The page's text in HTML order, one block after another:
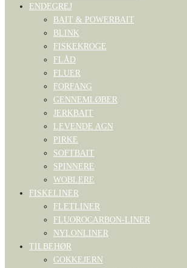
ENDEGREJ
BAIT & POWERBAIT
BLINK
FISKEKROGE
FLÅD
FLUER
FORFANG
GENNEMLØBER
JERKBAIT
LEVENDE AGN
PIRKE
SOFTBAIT
SPINNERE
WOBLERE
FISKELINER
FLETLINER
FLUOROCARBON-LINER
NYLONLINER
TILBEHØR
GOKKEJERN